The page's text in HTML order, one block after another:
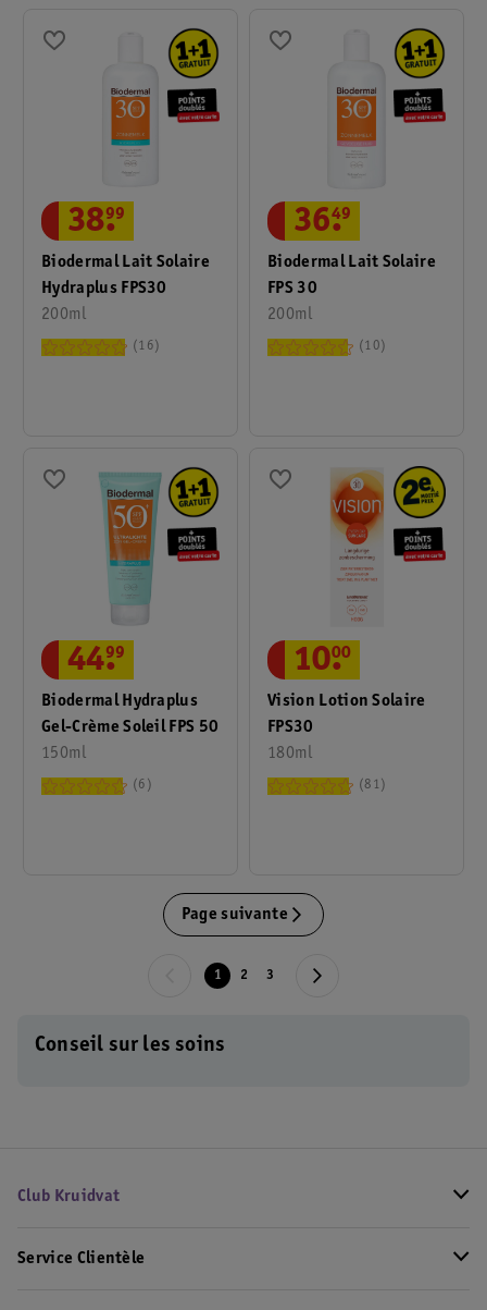
Biodermal Lait Solaire
Hydraplus FPS30
200ml
38.
99
16
Biodermal Lait Solaire
FPS 30
200ml
36.
49
10
Biodermal Hydraplus
Gel-Crème Soleil FPS 50
150ml
44.
99
6
Vision Lotion Solaire
FPS30
180ml
10.
00
81
Page suivante
1 2 3
Conseil sur les soins
Club Kruidvat
Service Clientèle